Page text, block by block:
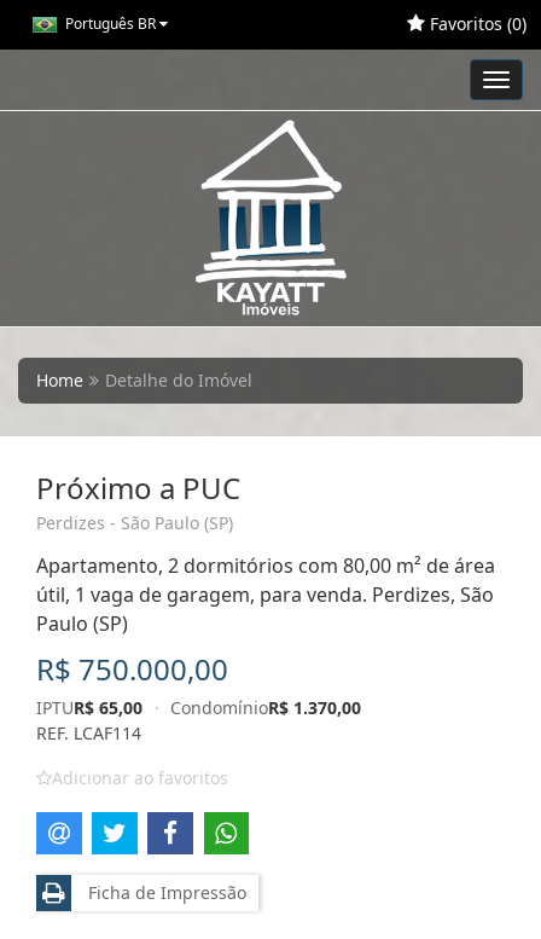
Português BR Favoritos (0)
Home Detalhe do Imóvel
Próximo a PUC
Perdizes - São Paulo (SP)
Apartamento, 2 dormitórios com 80,00 m² de área
útil, 1 vaga de garagem, para venda. Perdizes, São
Paulo (SP)
R$ 750.000,00
IPTUR$ 65,00 · CondomínioR$ 1.370,00
REF. LCAF114
Adicionar ao favoritos
Ficha de Impressão